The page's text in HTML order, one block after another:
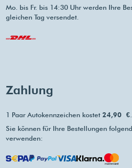
Mo. bis Fr. bis 14:30 Uhr werden Ihre
gleichen Tag versendet.
Zahlung
1 Paar Autokennzeichen kostet 24,90 €
Sie können für Ihre Bestellungen
verwenden: